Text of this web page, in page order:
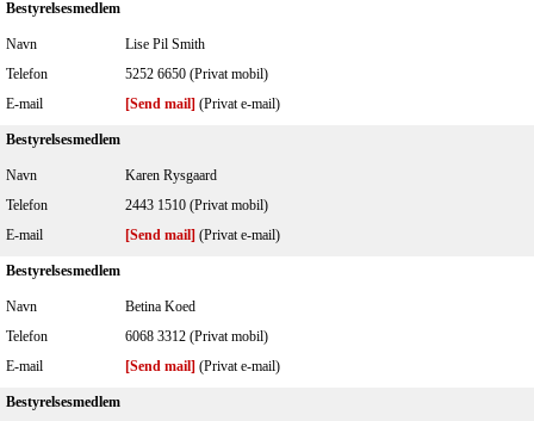
Bestyrelsesmedlem
Navn
Lise Pil Smith
Telefon
5252 6650 (Privat mobil)
E-mail
[Send mail] (Privat e-mail)
Bestyrelsesmedlem
Navn
Karen Rysgaard
Telefon
2443 1510 (Privat mobil)
E-mail
[Send mail] (Privat e-mail)
Bestyrelsesmedlem
Navn
Betina Koed
Telefon
6068 3312 (Privat mobil)
E-mail
[Send mail] (Privat e-mail)
Bestyrelsesmedlem